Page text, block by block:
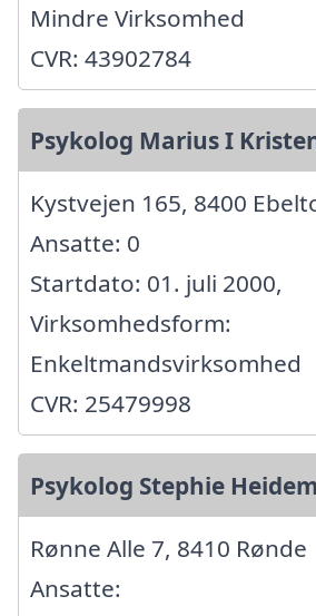
Mindre Virksomhed
CVR: 43902784
Psykolog Marius I
Kystvejen 165, 8400
Ansatte: 0
Startdato: 01. juli 2000,
Virksomhedsform:
Enkeltmandsvirksomhed
CVR: 25479998
Psykolog Stephie
Rønne Alle 7, 8410 Rønde
Ansatte: